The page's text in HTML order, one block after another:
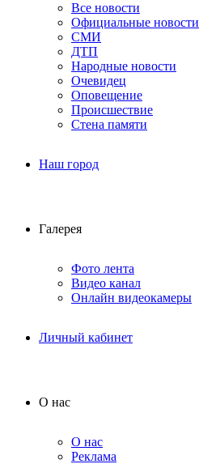
Все новости
Официальные новости
СМИ
ДТП
Народные новости
Очевидец
Оповещение
Происшествие
Стена памяти
Наш город
Галерея
Фото лента
Видео канал
Онлайн видеокамеры
Личный кабинет
О нас
О нас
Реклама